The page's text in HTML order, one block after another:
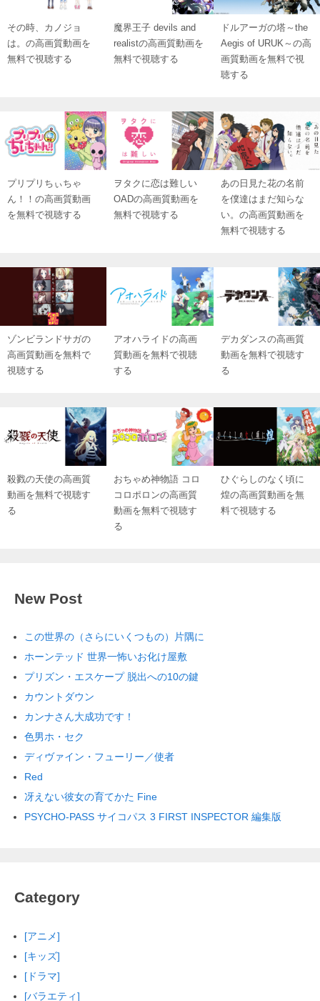
その時、カノジョ
は。の高画質動画を
無料で視聴する
魔界王子 devils and
realistの高画質動画を
無料で視聴する
ドルアーガの塔～the
Aegis of URUK～の高
画質動画を無料で視
聴する
プリプリちぃちゃ
ん！！の高画質動画
を無料で視聴する
ヲタクに恋は難しい
OADの高画質動画を
無料で視聴する
あの日見た花の名前
を僕達はまだ知らな
い。の高画質動画を
無料で視聴する
ゾンビランドサガの
高画質動画を無料で
視聴する
アオハライドの高画
質動画を無料で視聴
する
デカダンスの高画質
動画を無料で視聴す
る
殺戮の天使の高画質
動画を無料で視聴す
る
おちゃめ神物語 コロ
コロポロンの高画質
動画を無料で視聴す
る
ひぐらしのなく頃に
煌の高画質動画を無
料で視聴する
New Post
この世界の（さらにいくつもの）片隅に
ホーンテッド 世界一怖いお化け屋敷
プリズン・エスケープ 脱出への10の鍵
カウントダウン
カンナさん大成功です！
色男ホ・セク
ディヴァイン・フューリー／使者
Red
冴えない彼女の育てかた Fine
PSYCHO-PASS サイコパス 3 FIRST INSPECTOR 編集版
Category
[アニメ]
[キッズ]
[ドラマ]
[バラエティ]